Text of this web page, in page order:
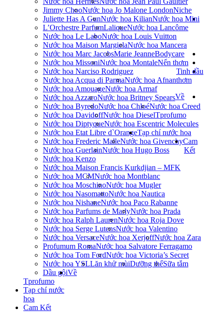
Jimmy ChooNước hoa Jo Malone London
Juliette Has A GunNước hoa Kilian
L’Orchestre ParfumLaliqueNước hoa Lancôme
Nước hoa Le LaboNước hoa Louis Vuitton
Nước hoa Maison MargielaNước hoa Mancera
Nước hoa Marc JacobsMarie Jeanne
Nước hoa MissoniNước hoa Montale
Nước hoa Narciso Rodriguez
Nước hoa Acqua di ParmaNước hoa Afnan
Nước hoa AmouageNước hoa Armaf
Nước hoa AzzaroNước hoa Britney Spears
Nước hoa ByredoNước hoa ChloéNước hoa Creed
Nước hoa DavidoffNước hoa Diesel
Nước hoa DiptyqueNước hoa Escentric Molecules
Nước hoa Etat Libre d`Orange
Nước hoa Frederic MalleNước hoa Givenchy
Nước hoa GuerlainNước hoa Hugo Boss
Nước hoa Kenzo
Nước hoa Maison Francis Kurkdjian – MFK
Nước hoa MCMNước hoa Montblanc
Nước hoa MoschinoNước hoa Mugler
Nước hoa NasomattoNước hoa Nautica
Nước hoa NishaneNước hoa Paco Rabanne
Nước hoa Parfums de MarlyNước hoa Prada
Nước hoa Ralph LaurenNước hoa Roja Dove
Nước hoa Serge LutensNước hoa Valentino
Nước hoa VersaceNước hoa XerjoffNước hoa Zara
Profumum RomaNước hoa Salvatore Ferragamo
Nước hoa Tom FordNước hoa Victoria’s Secret
Nước hoa YSL
Niche
Nước hoa Mini
Bodycare
Lăn khử mùiDưỡng thểSữa tắm
Dầu gội
Nến thơm
Tinh dầu
thơm
Về
Tprofumo
Tạp chí nước hoa
Cam
Kết
Về
Tprofumo
Tạp chí nước
hoa
Cam Kết